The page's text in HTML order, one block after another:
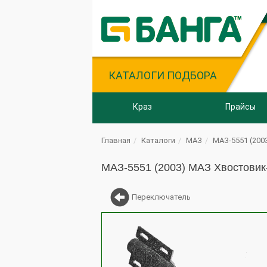
КАТАЛОГИ ПОДБОРА
Краз Прайсы
Главная Каталоги МАЗ МАЗ-5551
МАЗ-5551 (2003) МАЗ
Переключатель